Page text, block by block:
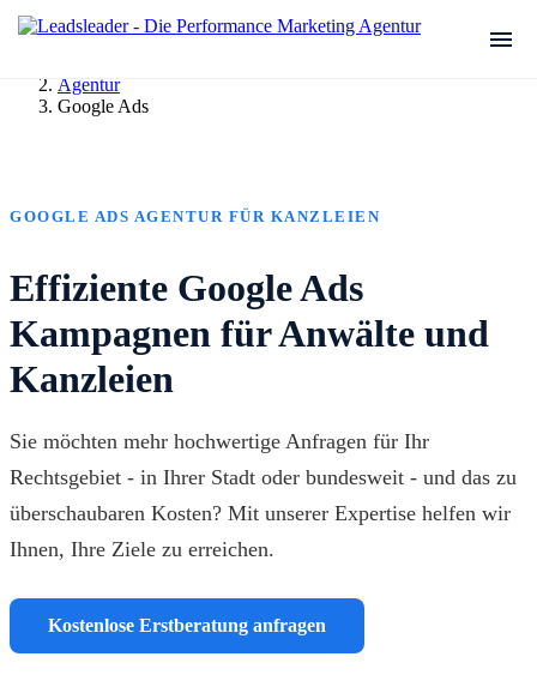
Agentur
Google Ads
GOOGLE ADS AGENTUR FÜR KANZLEIEN
Effiziente Google Ads
Kampagnen für Anwälte und
Kanzleien
Sie möchten mehr hochwertige Anfragen für Ihr
Rechtsgebiet - in Ihrer Stadt oder bundesweit - und das zu
überschaubaren Kosten? Mit unserer Expertise helfen wir
Ihnen, Ihre Ziele zu erreichen.
Kostenlose Erstberatung anfragen